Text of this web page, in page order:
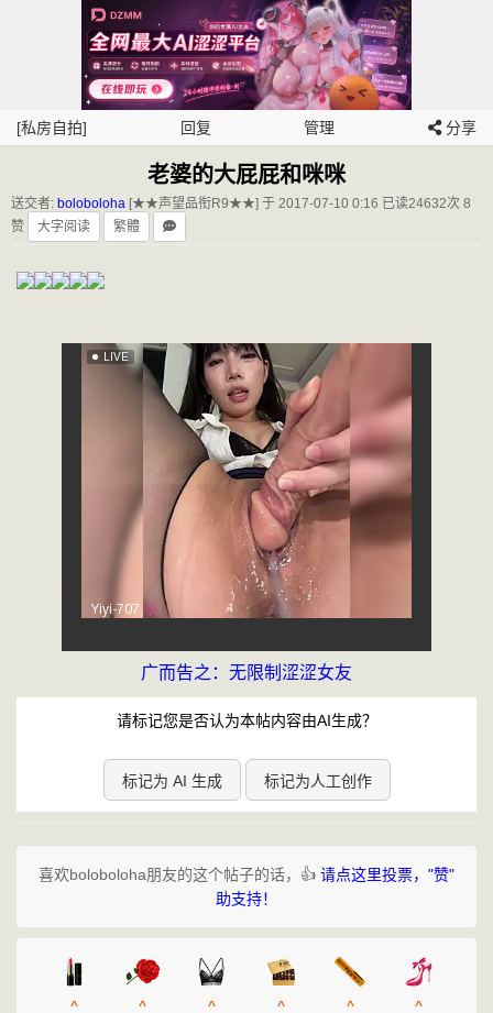
[私房自拍] 回复 管理 分享
老婆的大屁屁和咪咪
送交者: boloboloha [★★声望品衔R9★★] 于 2017-07-10 0:16 已读24632次 8
赞
大字阅读 繁體
广而告之：无限制涩涩女友
请标记您是否认为本帖内容由AI生成？
标记为 AI 生成 标记为人工创作
喜欢boloboloha朋友的这个帖子的话，👍 请点这里投票，"赞"
助支持！
^ ^ ^ ^ ^ ^